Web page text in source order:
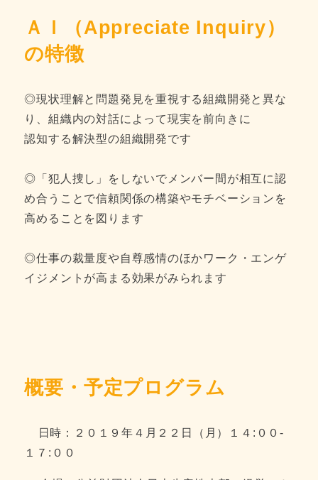
ＡＩ（Appreciate Inquiry）
の特徴
◎現状理解と問題発見を重視する組織開発と異な
り、組織内の対話によって現実を前向きに
認知する解決型の組織開発です
◎「犯人捜し」をしないでメンバー間が相互に認
め合うことで信頼関係の構築やモチベーションを
高めることを図ります
◎仕事の裁量度や自尊感情のほかワーク・エンゲ
イジメントが高まる効果がみられます
概要・予定プログラム
日時：２０１９年４月２２日（月）１４:００-
１７:００